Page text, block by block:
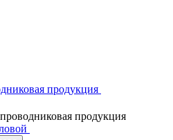
продукция
продукция